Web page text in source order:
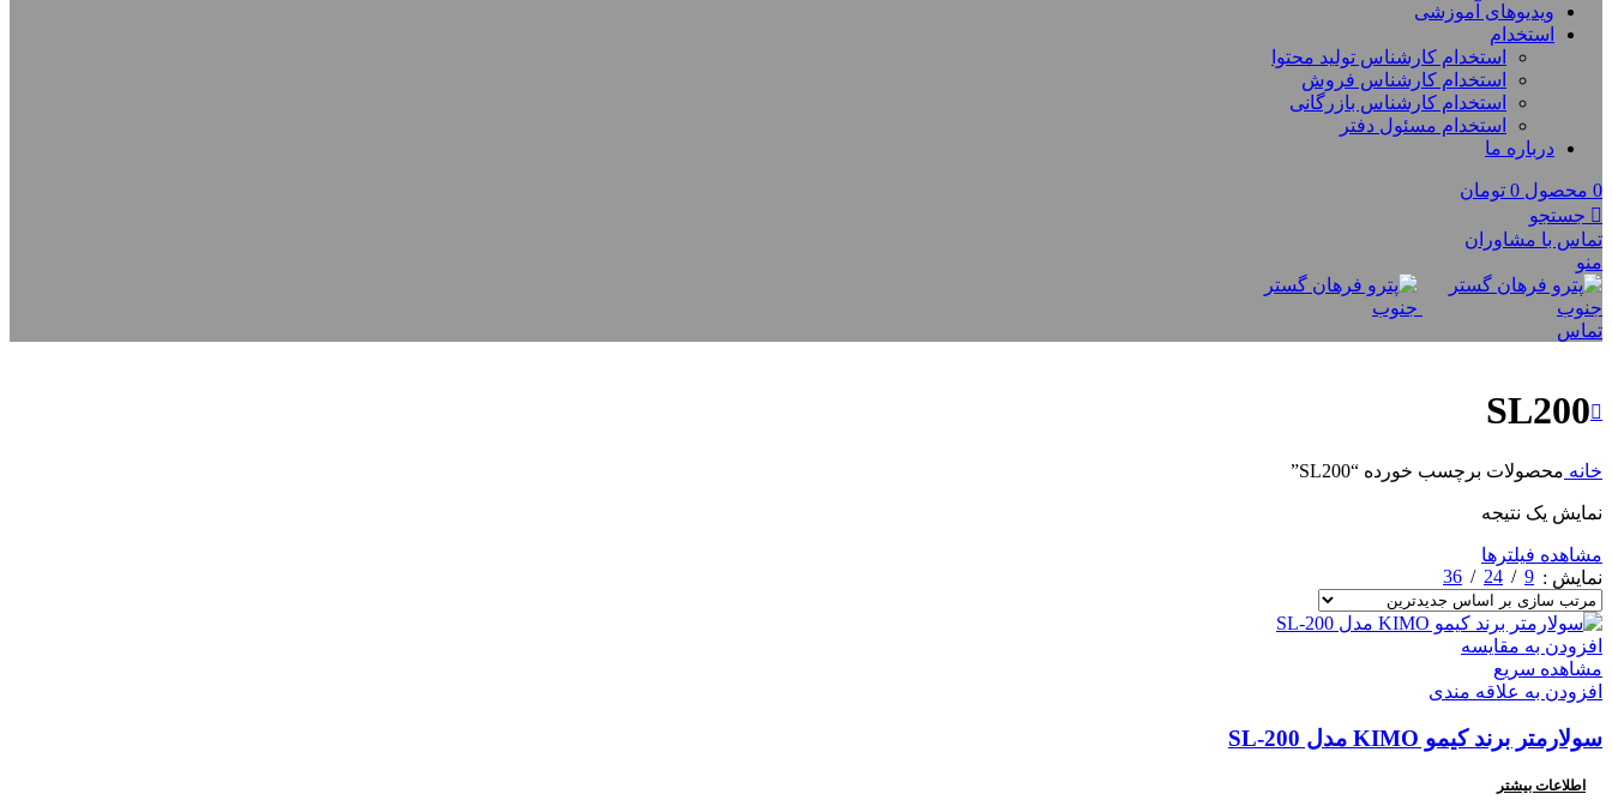
ویدیوهای آموزشی
استخدام
استخدام کارشناس تولید محتوا
استخدام کارشناس فروش
استخدام کارشناس بازرگانی
استخدام مسئول دفتر
درباره ما
0 محصول 0 تومان
جستجو
تماس با مشاوران
منو
تماس
SL200
خانه محصولات برچسب خورده “SL200”
نمایش یک نتیجه
مشاهده فیلترها
نمایش
9
24
36
افزودن به مقایسه
مشاهده سریع
افزودن به علاقه مندی
سولارمتر برند کیمو KIMO مدل SL-200
اطلاعات بیشتر